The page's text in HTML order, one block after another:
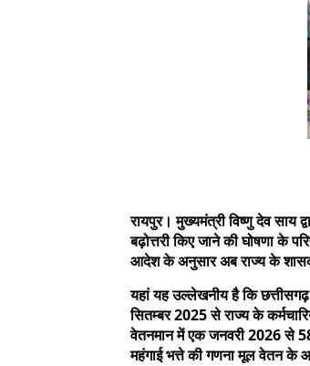
रायपुर। मुख्यमंत्री विष्णु देव साय
बढ़ोत्तरी किए जाने की घोषणा के
आदेश के अनुसार अब राज्य के
यहां यह उल्लेखनीय है कि
सितम्बर 2025 से राज्य के
वेतनमान में एक जनवरी 2026 से
महंगाई भत्ते की गणना मूल वेतन के